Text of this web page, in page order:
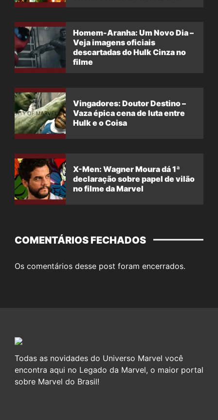
Homem-Aranha: Um Novo Dia –
Veja imagens oficiais
descartadas do Hulk Cinza no
filme
Vingadores: Doutor Destino –
Vaza épica cena de luta entre
Hulk e o Coisa
X-Men: Wagner Moura dá 1ª
declaração sobre papel de vilão
no filme da Marvel
COMENTÁRIOS FECHADOS
Os comentários desse post foram encerrados.
Todas as novidades do Universo Marvel você
encontra aqui no Legado da Marvel, o maior portal
sobre Marvel do Brasil!